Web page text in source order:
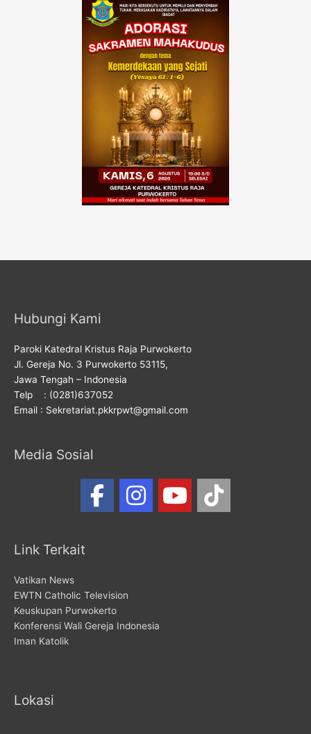
Hubungi Kami
Paroki Katedral Kristus Raja Purwokerto
Jl. Gereja No. 3 Purwokerto 53115,
Jawa Tengah – Indonesia
Telp : (0281)637052
Email : Sekretariat.pkkrpwt@gmail.com
Media Sosial
Link Terkait
Vatikan News
EWTN Catholic Television
Keuskupan Purwokerto
Konferensi Wali Gereja Indonesia
Iman Katolik
Lokasi